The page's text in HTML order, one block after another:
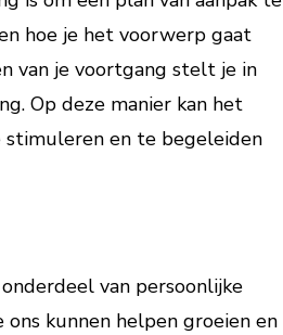
hoe je het voorwerp gaat
van je voortgang stelt je in
Op deze manier kan het
en te begeleiden
van persoonlijke
kunnen helpen groeien en